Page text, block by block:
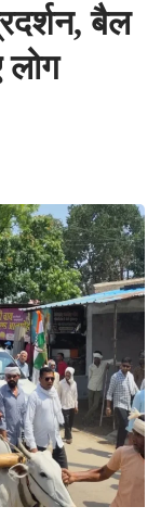
बैल
लोग